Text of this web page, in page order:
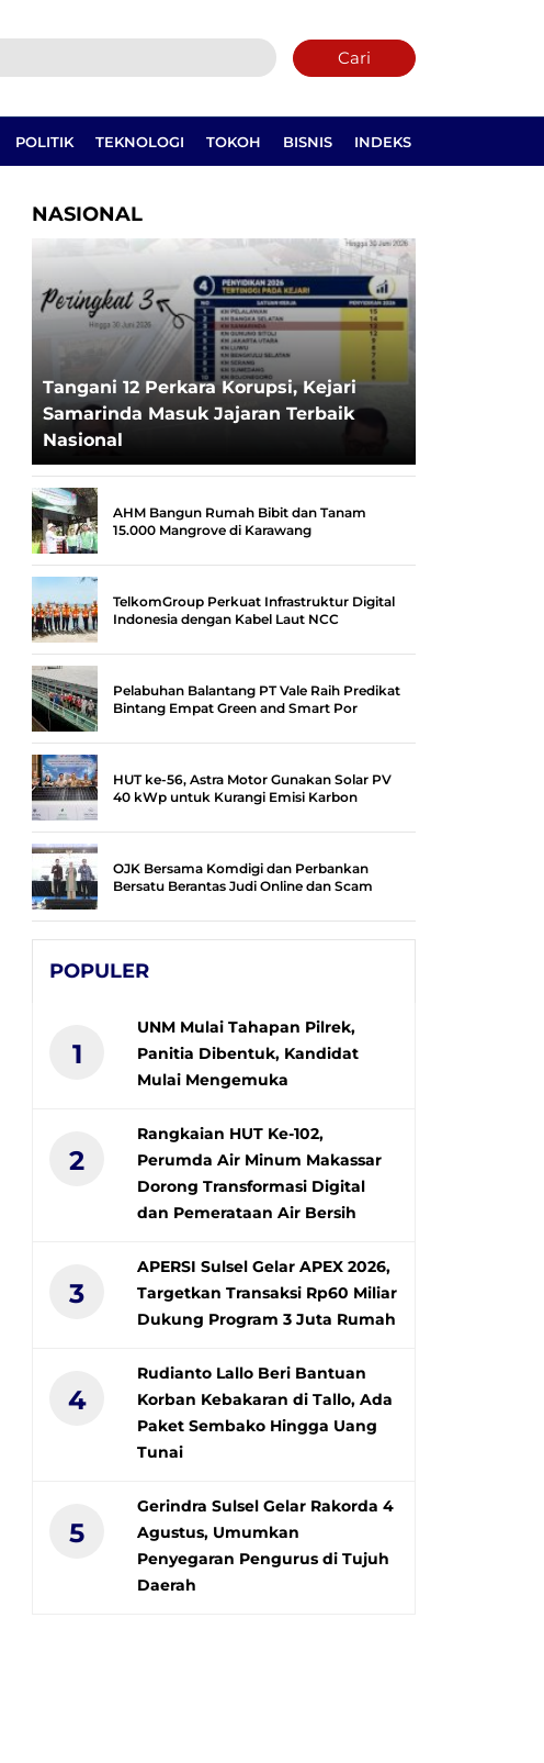
Cari
POLITIK TEKNOLOGI TOKOH BISNIS INDEKS
NASIONAL
Tangani 12 Perkara Korupsi, Kejari
Samarinda Masuk Jajaran Terbaik
Nasional
AHM Bangun Rumah Bibit dan Tanam
15.000 Mangrove di Karawang
TelkomGroup Perkuat Infrastruktur Digital
Indonesia dengan Kabel Laut NCC
Pelabuhan Balantang PT Vale Raih Predikat
Bintang Empat Green and Smart Por
HUT ke-56, Astra Motor Gunakan Solar PV
40 kWp untuk Kurangi Emisi Karbon
OJK Bersama Komdigi dan Perbankan
Bersatu Berantas Judi Online dan Scam
POPULER
1
UNM Mulai Tahapan Pilrek,
Panitia Dibentuk, Kandidat
Mulai Mengemuka
2
Rangkaian HUT Ke-102,
Perumda Air Minum Makassar
Dorong Transformasi Digital
dan Pemerataan Air Bersih
3
APERSI Sulsel Gelar APEX 2026,
Targetkan Transaksi Rp60 Miliar
Dukung Program 3 Juta Rumah
4
Rudianto Lallo Beri Bantuan
Korban Kebakaran di Tallo, Ada
Paket Sembako Hingga Uang
Tunai
5
Gerindra Sulsel Gelar Rakorda 4
Agustus, Umumkan
Penyegaran Pengurus di Tujuh
Daerah